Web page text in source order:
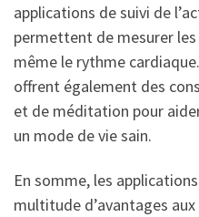
applications de suivi de
permettent de mesurer
même le rythme
offrent également des
et de méditation pour
un mode de vie sain.
En somme, les
multitude d’avantages